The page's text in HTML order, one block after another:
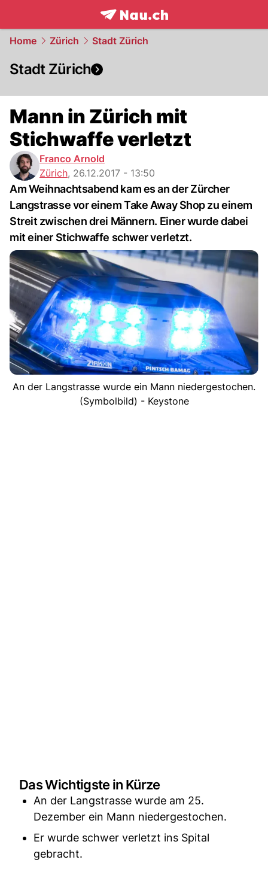
frontpage.NAU.ch
Home Zürich Stadt Zürich
Stadt Zürich
Mann in Zürich mit
Stichwaffe verletzt
Franco Arnold
Zürich, 26.12.2017 - 13:50
Am Weihnachtsabend kam es an der Zürcher
Langstrasse vor einem Take Away Shop zu einem
Streit zwischen drei Männern. Einer wurde dabei
mit einer Stichwaffe schwer verletzt.
An der Langstrasse wurde ein Mann niedergestochen.
(Symbolbild) - Keystone
Das Wichtigste in Kürze
An der Langstrasse wurde am 25.
Dezember ein Mann niedergestochen.
Er wurde schwer verletzt ins Spital
gebracht.